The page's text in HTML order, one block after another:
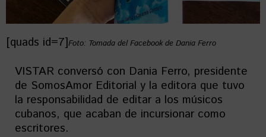
[quads id=7]Foto: Tomada del Facebook de Dania Ferro
VISTAR conversó con Dania Ferro, presidente
de SomosAmor Editorial y la editora que tuvo
la responsabilidad de editar a los músicos
cubanos, que acaban de incursionar como
escritores.